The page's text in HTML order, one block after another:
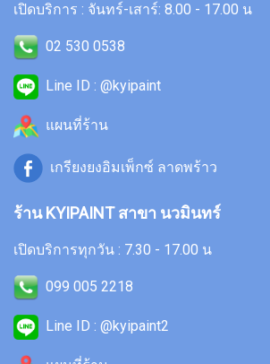
เปิดบริการ : จันทร์-เสาร์: 8.00 - 17.00 น
02 530 0538
Line ID : @kyipaint
แผนที่ร้าน
เกรียงยงอิมเพ็กซ์ ลาดพร้าว
ร้าน KYIPAINT สาขา นวมินทร์
เปิดบริการทุกวัน : 7.30 - 17.00 น
099 005 2218
Line ID : @kyipaint2